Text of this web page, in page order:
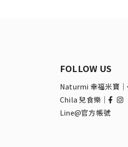
FOLLOW US
Naturmi 幸福米寶｜
Chila 兒食樂｜
Line@官方帳號